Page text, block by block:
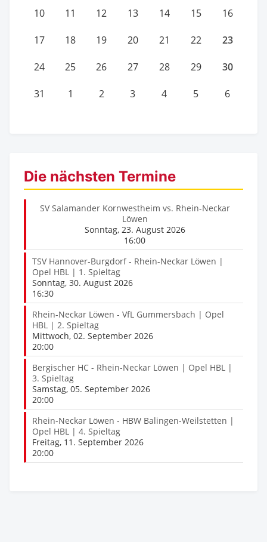
10 11 12 13 14 15 16
17 18 19 20 21 22 23
24 25 26 27 28 29 30
31 1 2 3 4 5 6
Die nächsten Termine
SV Salamander Kornwestheim vs. Rhein-Neckar
Löwen
Sonntag, 23. August 2026
16:00
TSV Hannover-Burgdorf - Rhein-Neckar Löwen |
Opel HBL | 1. Spieltag
Sonntag, 30. August 2026
16:30
Rhein-Neckar Löwen - VfL Gummersbach | Opel
HBL | 2. Spieltag
Mittwoch, 02. September 2026
20:00
Bergischer HC - Rhein-Neckar Löwen | Opel HBL |
3. Spieltag
Samstag, 05. September 2026
20:00
Rhein-Neckar Löwen - HBW Balingen-Weilstetten |
Opel HBL | 4. Spieltag
Freitag, 11. September 2026
20:00